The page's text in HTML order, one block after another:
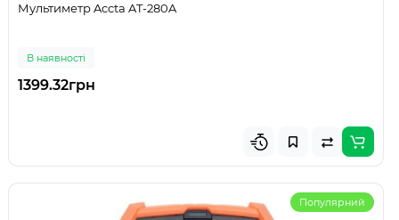
Мультиметр Accta AT-280A
В наявності
1399.32грн
Популярний